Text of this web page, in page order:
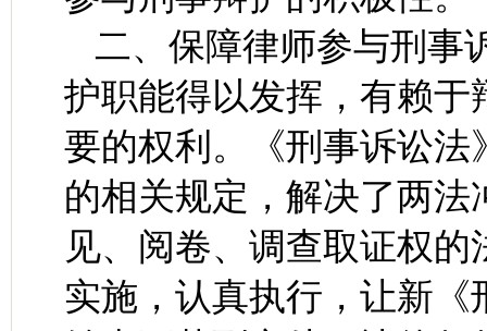
二、保障律师参与刑事
护职能得以发挥，有赖
要的权利。《刑事诉讼
的相关规定，解决了两
见、阅卷、调查取证权
实施，认真执行，让新